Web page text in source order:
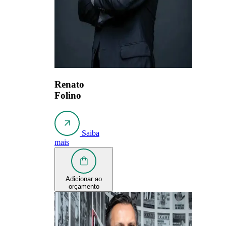
Renato
Folino
Saiba
mais
Adicionar ao
orçamento